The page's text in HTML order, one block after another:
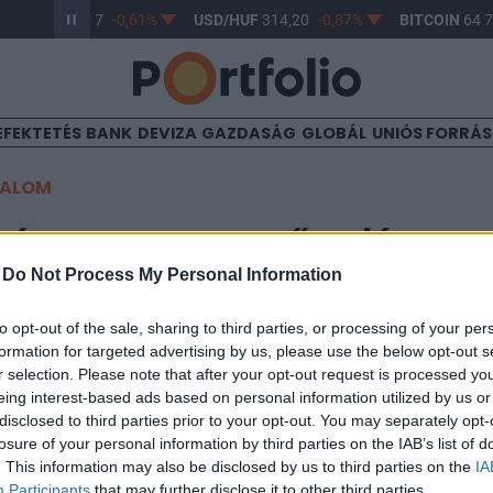
Do Not Process My Personal Information
opt-out of the sale, sharing to third parties, or processing of your
for targeted advertising by us, please use the below opt-out
selection. Please note that after your opt-out request is processed
interest-based ads based on personal information utilized by us
to third parties prior to your opt-out. You may separately
of your personal information by third parties on the IAB’s list of
This information may also be disclosed by us to third parties on the
Participants that may further disclose it to other third parties.
363,17 -0,61% USD/HUF314,20 -0,87% BITCOIN64
BANK DEVIZA GAZDASÁG GLOBÁL UNIÓS
a magyar tőzsdét
felénél továbbra is az OTP a legjobban teljesítő hazai
Day 2024Hasonló témákkal is foglalkozunk a május 16-i
amelyen a részvétel regisztráció után ingyenes. Regisztráció